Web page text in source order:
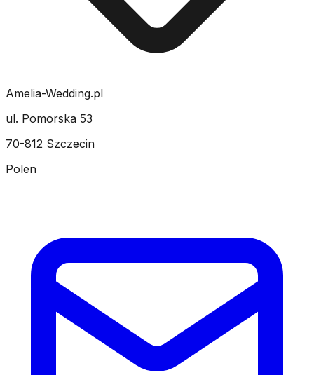
Amelia-Wedding.pl
ul. Pomorska 53
70-812 Szczecin
Polen